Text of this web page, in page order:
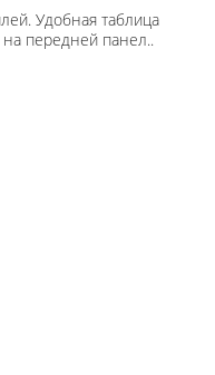
Удобная таблица
передней панел..